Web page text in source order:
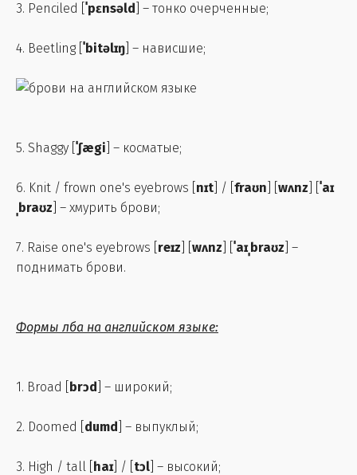
3. Penciled [ ˈpɛnsəld ] – тонко очерченные;
4. Beetling [ ˈbitəlɪŋ ] – нависшие;
5. Shaggy [ ˈʃægi ] – косматые;
6. Knit / frown one's eyebrows [ nɪt ] / [ fraʊn wʌnz
ˈaɪ
ˌbraʊz ] – хмурить брови;
7. Raise one's eyebrows [ reɪz wʌnz ˈaɪˌbraʊz ] –
поднимать брови.
Формы лба на английском языке:
1. Broad [ brɔd ] – широкий;
2. Doomed [ dumd ] – выпуклый;
3. High / tall [ haɪ] / [ tɔl ] – высокий;